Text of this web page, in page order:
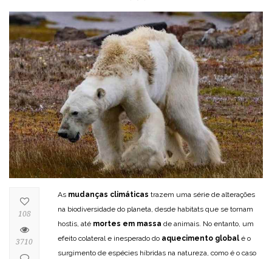
As mudanças climáticas trazem uma série de alterações
na biodiversidade do planeta, desde habitats que se tornam
hostis, até mortes em massa de animais. No entanto, um
efeito colateral e inesperado do aquecimento global é o
surgimento de espécies híbridas na natureza, como é o caso
108
3710